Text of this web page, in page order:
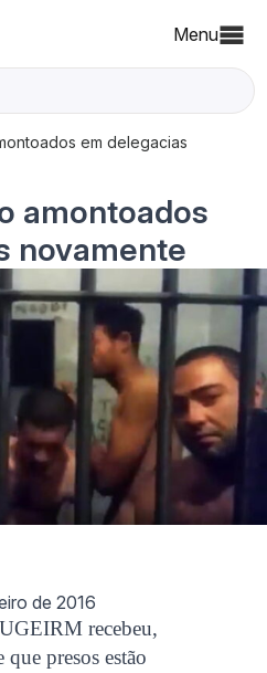
Menu
em delegacias
amontoados
novamente
de 2016
recebeu,
presos estão